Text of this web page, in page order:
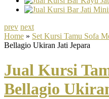
prev next
Home » Set Kursi Tamu Sofa
Bellagio Ukiran Jati Jepara
Jual Kursi
Bellagio